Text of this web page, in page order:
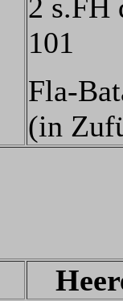
2 s.FH
101
Fla-
(in